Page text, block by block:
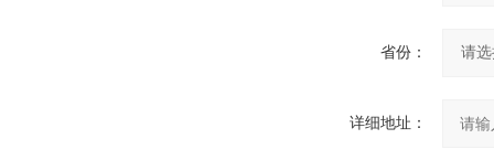
省份：
详细地址：